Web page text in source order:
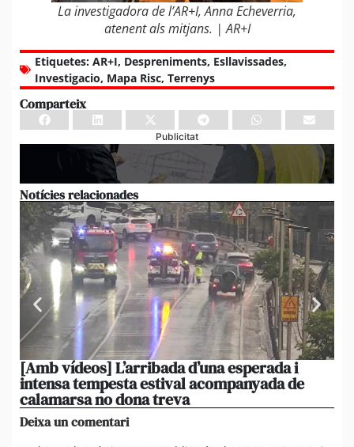
La investigadora de l’AR+I, Anna Echeverria,
atenent als mitjans. | AR+I
Etiquetes: AR+I, Despreniments, Esllavissades,
Investigacio, Mapa Risc, Terrenys
Comparteix
Publicitat
Notícies relacionades
[Amb vídeos] L’arribada d’una esperada i
intensa tempesta estival acompanyada de
calamarsa no dona treva
Deixa un comentari